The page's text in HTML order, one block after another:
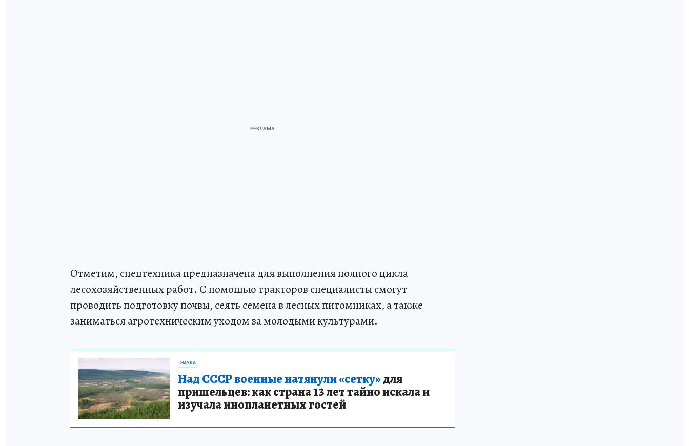
Отметим, спецтехника предназначена для выполнения полного цикла
лесохозяйственных работ. С помощью тракторов специалисты смогут
проводить подготовку почвы, сеять семена в лесных питомниках, а также
заниматься агротехническим уходом за молодыми культурами.
НАУКА
Над СССР военные натянули «сетку»для
пришельцев: как страна 13 лет тайно искала и
изучала инопланетных гостей